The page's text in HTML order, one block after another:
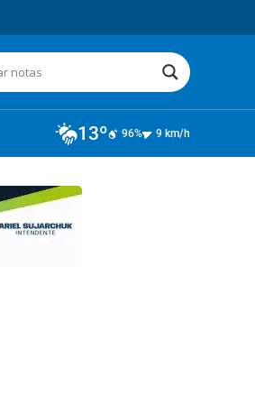
13º 96% 9 km/h